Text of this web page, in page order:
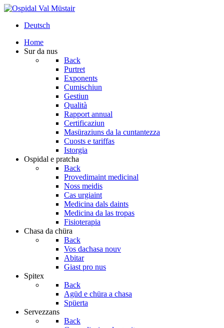
Deutsch
Home
Sur da nus
Back
Purtret
Exponents
Cumischiun
Gestiun
Qualità
Rapport annual
Certificaziun
Masüraziuns da la cuntantezza
Cuosts e tariffas
Istorgia
Ospidal e pratcha
Back
Provedimaint medicinal
Noss meidis
Cas urgiaint
Medicina dals daints
Medicina da las tropas
Fisioterapia
Chasa da chüra
Back
Vos dachasa nouv
Abitar
Giast pro nus
Spitex
Back
Agüd e chüra a chasa
Spüerta
Servezzans
Back